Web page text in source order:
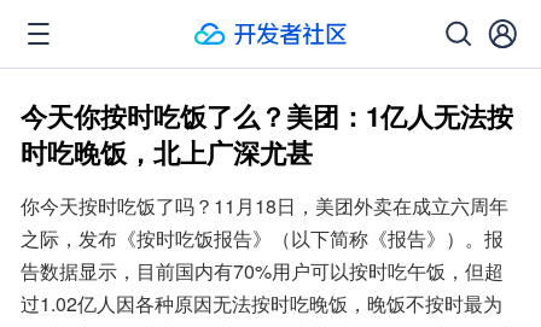
今天你按时吃饭了么？美团：1亿人无法按
时吃晚饭，北上广深尤甚
你今天按时吃饭了吗？11月18日，美团外卖在成立六周年
之际，发布《按时吃饭报告》（以下简称《报告》）。报
告数据显示，目前国内有70%用户可以按时吃午饭，但超
过1.02亿人因各种原因无法按时吃晚饭，晚饭不按时最为